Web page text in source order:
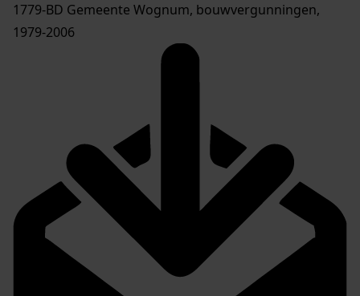
1779-BD Gemeente Wognum, bouwvergunningen,
1979-2006